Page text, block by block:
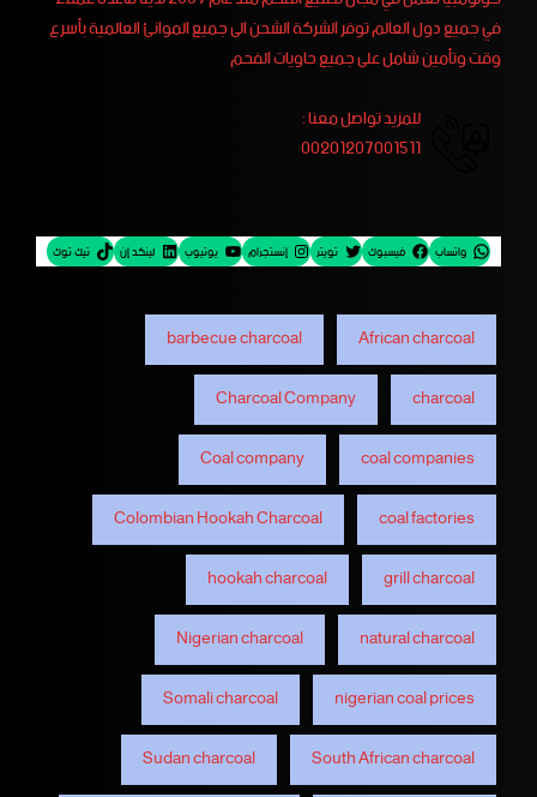
في جميع دول العالم توفر الشركة الشحن الى جميع الموانئ العالمية بأسرع
وقت وتأمين شامل على جميع حاويات الفحم
للمزيد تواصل معنا :
00201207001511
واتساب فيسبوك تويتر إنستجرام يوتيوب لينكد إن تيك توك
African charcoal
barbecue charcoal
charcoal
Charcoal Company
coal companies
Coal company
coal factories
Colombian Hookah Charcoal
grill charcoal
hookah charcoal
natural charcoal
Nigerian charcoal
nigerian coal prices
Somali charcoal
South African charcoal
Sudan charcoal